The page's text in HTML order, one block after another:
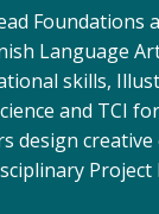
Foundations
Language
skills,
and TCI
design
Project